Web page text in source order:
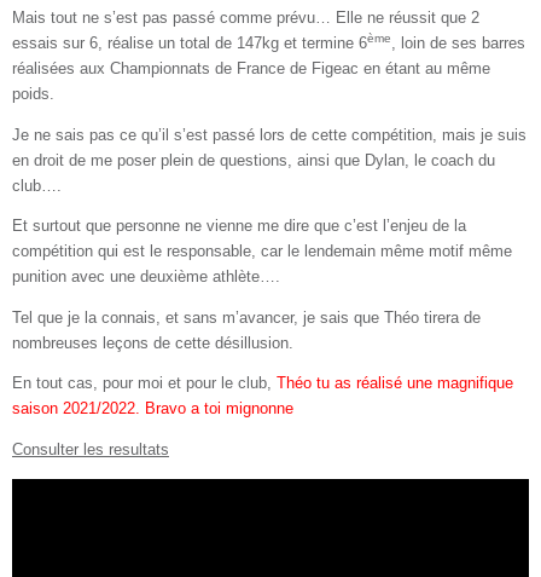
Mais tout ne s’est pas passé comme prévu… Elle ne réussit que 2
essais sur 6, réalise un total de 147kg et termine 6ème, loin de ses barres
réalisées aux Championnats de France de Figeac en étant au même
poids.
Je ne sais pas ce qu’il s’est passé lors de cette compétition, mais je suis
en droit de me poser plein de questions, ainsi que Dylan, le coach du
club….
Et surtout que personne ne vienne me dire que c’est l’enjeu de la
compétition qui est le responsable, car le lendemain même motif même
punition avec une deuxième athlète….
Tel que je la connais, et sans m’avancer, je sais que Théo tirera de
nombreuses leçons de cette désillusion.
En tout cas, pour moi et pour le club,
Théo tu as réalisé une magnifique
saison 2021/2022. Bravo a toi mignonne
Consulter les resultats